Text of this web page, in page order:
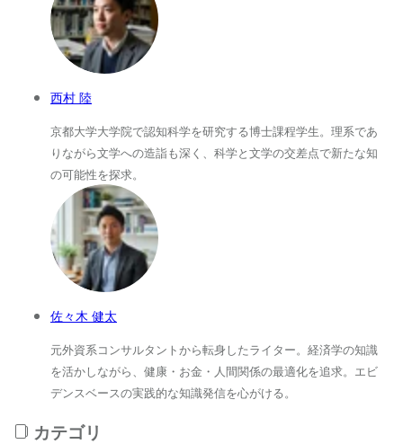
西村 陸
京都大学大学院で認知科学を研究する博士課程学生。理系であ
りながら文学への造詣も深く、科学と文学の交差点で新たな知
の可能性を探求。
佐々木 健太
元外資系コンサルタントから転身したライター。経済学の知識
を活かしながら、健康・お金・人間関係の最適化を追求。エビ
デンスベースの実践的な知識発信を心がける。
カテゴリ